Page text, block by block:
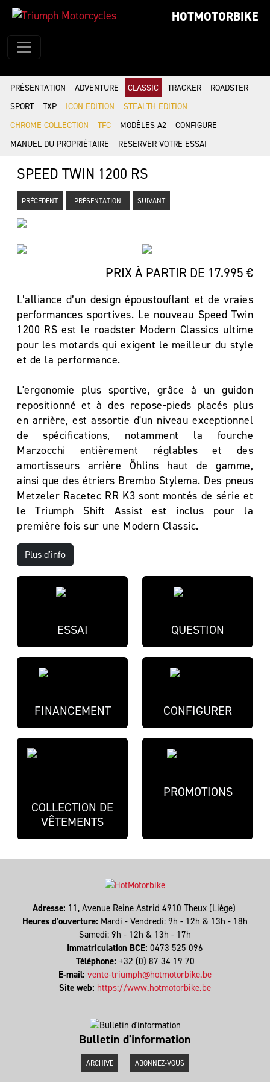
HOTMOTORBIKE
PRÉSENTATION ADVENTURE CLASSIC TRACKER
ROADSTER
SPORT
TXP ICON EDITION
STEALTH EDITION
CHROME COLLECTION
TFC MODÈLES A2
CONFIGURE
MANUEL DU PROPRIÉTAIRE
RESERVER VOTRE ESSAI
SPEED TWIN 1200 RS
PRÉCÉDENT PRÉSENTATION SUIVANT
PRIX À PARTIR DE 17.995 €
L’alliance d’un design époustouflant et de vraies
performances sportives. Le nouveau Speed Twin
1200 RS est le roadster Modern Classics ultime
pour les motards qui exigent le meilleur du style
et de la performance.
L'ergonomie plus sportive, grâce à un guidon
repositionné et à des repose-pieds placés plus
en arrière, est assortie d'un niveau exceptionnel
de spécifications, notamment la fourche
Marzocchi entièrement réglables et des
amortisseurs arrière Öhlins haut de gamme,
ainsi que des étriers Brembo Stylema. Des pneus
Metzeler Racetec RR K3 sont montés de série et
le Triumph Shift Assist est inclus pour la
première fois sur une Modern Classic.
Plus d'info
ESSAI QUESTION
FINANCEMENT CONFIGURER
COLLECTION DE
VÊTEMENTS
PROMOTIONS
Adresse: 11, Avenue Reine Astrid 4910 Theux (Liège)
Heures d'ouverture: Mardi - Vendredi: 9h - 12h & 13h - 18h
Samedi: 9h - 12h & 13h - 17h
Immatriculation BCE: 0473 525 096
Téléphone: +32 (0) 87 34 19 70
E-mail: vente-triumph@hotmotorbike.be
Site web: https://www.hotmotorbike.be
Bulletin d'information
ARCHIVE ABONNEZ-VOUS